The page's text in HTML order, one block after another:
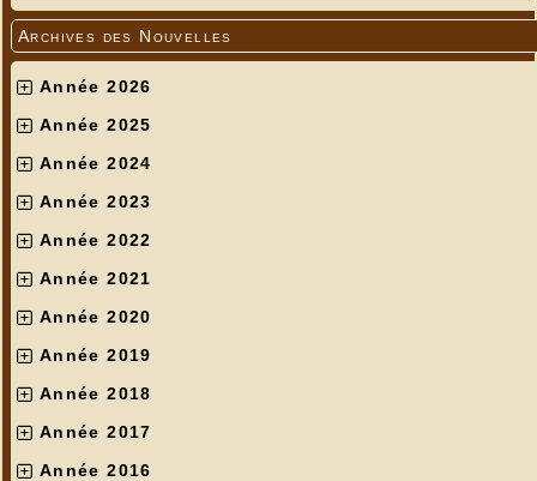
Archives des Nouvelles
Année 2026
Année 2025
Année 2024
Année 2023
Année 2022
Année 2021
Année 2020
Année 2019
Année 2018
Année 2017
Année 2016